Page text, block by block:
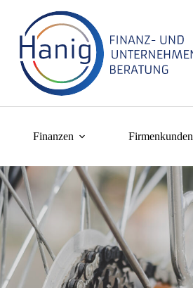
Finanzen Firmenkunden